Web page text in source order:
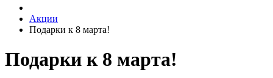
Акции
Подарки к 8 марта!
Подарки к 8 марта!